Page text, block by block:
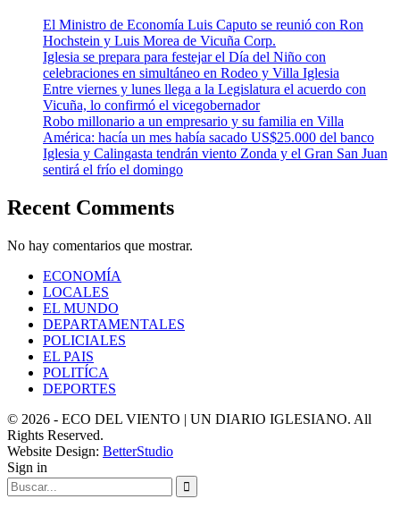
El Ministro de Economía Luis Caputo se reunió con Ron
Hochstein y Luis Morea de Vicuña Corp.
Iglesia se prepara para festejar el Día del Niño con
celebraciones en simultáneo en Rodeo y Villa Iglesia
Entre viernes y lunes llega a la Legislatura el acuerdo con
Vicuña, lo confirmó el vicegobernador
Robo millonario a un empresario y su familia en Villa
América: hacía un mes había sacado US$25.000 del banco
Iglesia y Calingasta tendrán viento Zonda y el Gran San Juan
sentirá el frío el domingo
Recent Comments
No hay comentarios que mostrar.
ECONOMÍA
LOCALES
EL MUNDO
DEPARTAMENTALES
POLICIALES
EL PAIS
POLITÍCA
DEPORTES
© 2026 - ECO DEL VIENTO | UN DIARIO IGLESIANO. All
Rights Reserved.
Website Design: BetterStudio
Sign in